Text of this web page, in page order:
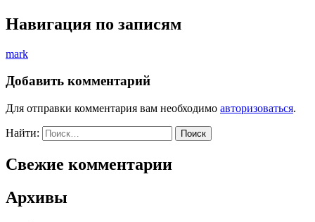
Навигация по записям
mark
Добавить комментарий
Для отправки комментария вам необходимо авторизоваться.
Найти:
Свежие комментарии
Архивы